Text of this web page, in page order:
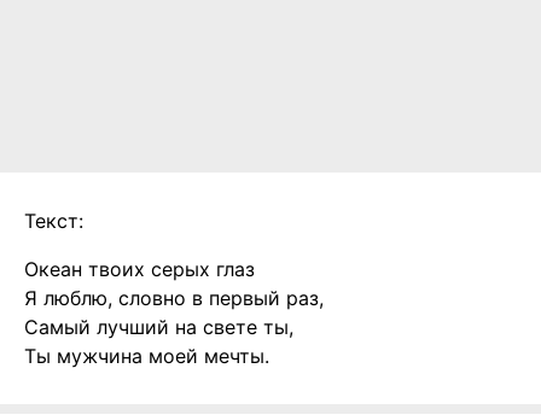
Текст:
Океан твоих серых глаз
Я люблю, словно в первый раз,
Самый лучший на свете ты,
Ты мужчина моей мечты.